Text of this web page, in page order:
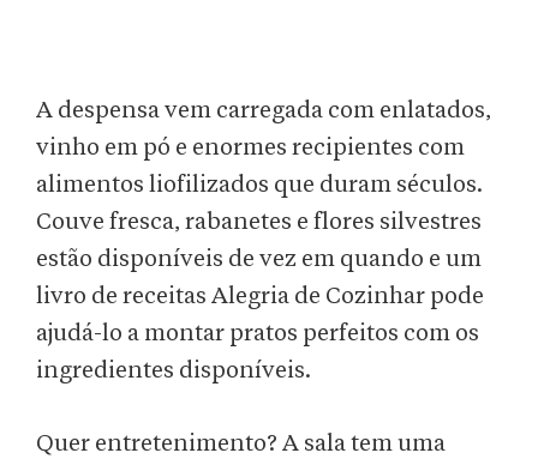
A despensa vem carregada com enlatados,
vinho em pó e enormes recipientes com
alimentos liofilizados que duram séculos.
Couve fresca, rabanetes e flores silvestres
estão disponíveis de vez em quando e um
livro de receitas Alegria de Cozinhar pode
ajudá-lo a montar pratos perfeitos com os
ingredientes disponíveis.
Quer entretenimento? A sala tem uma